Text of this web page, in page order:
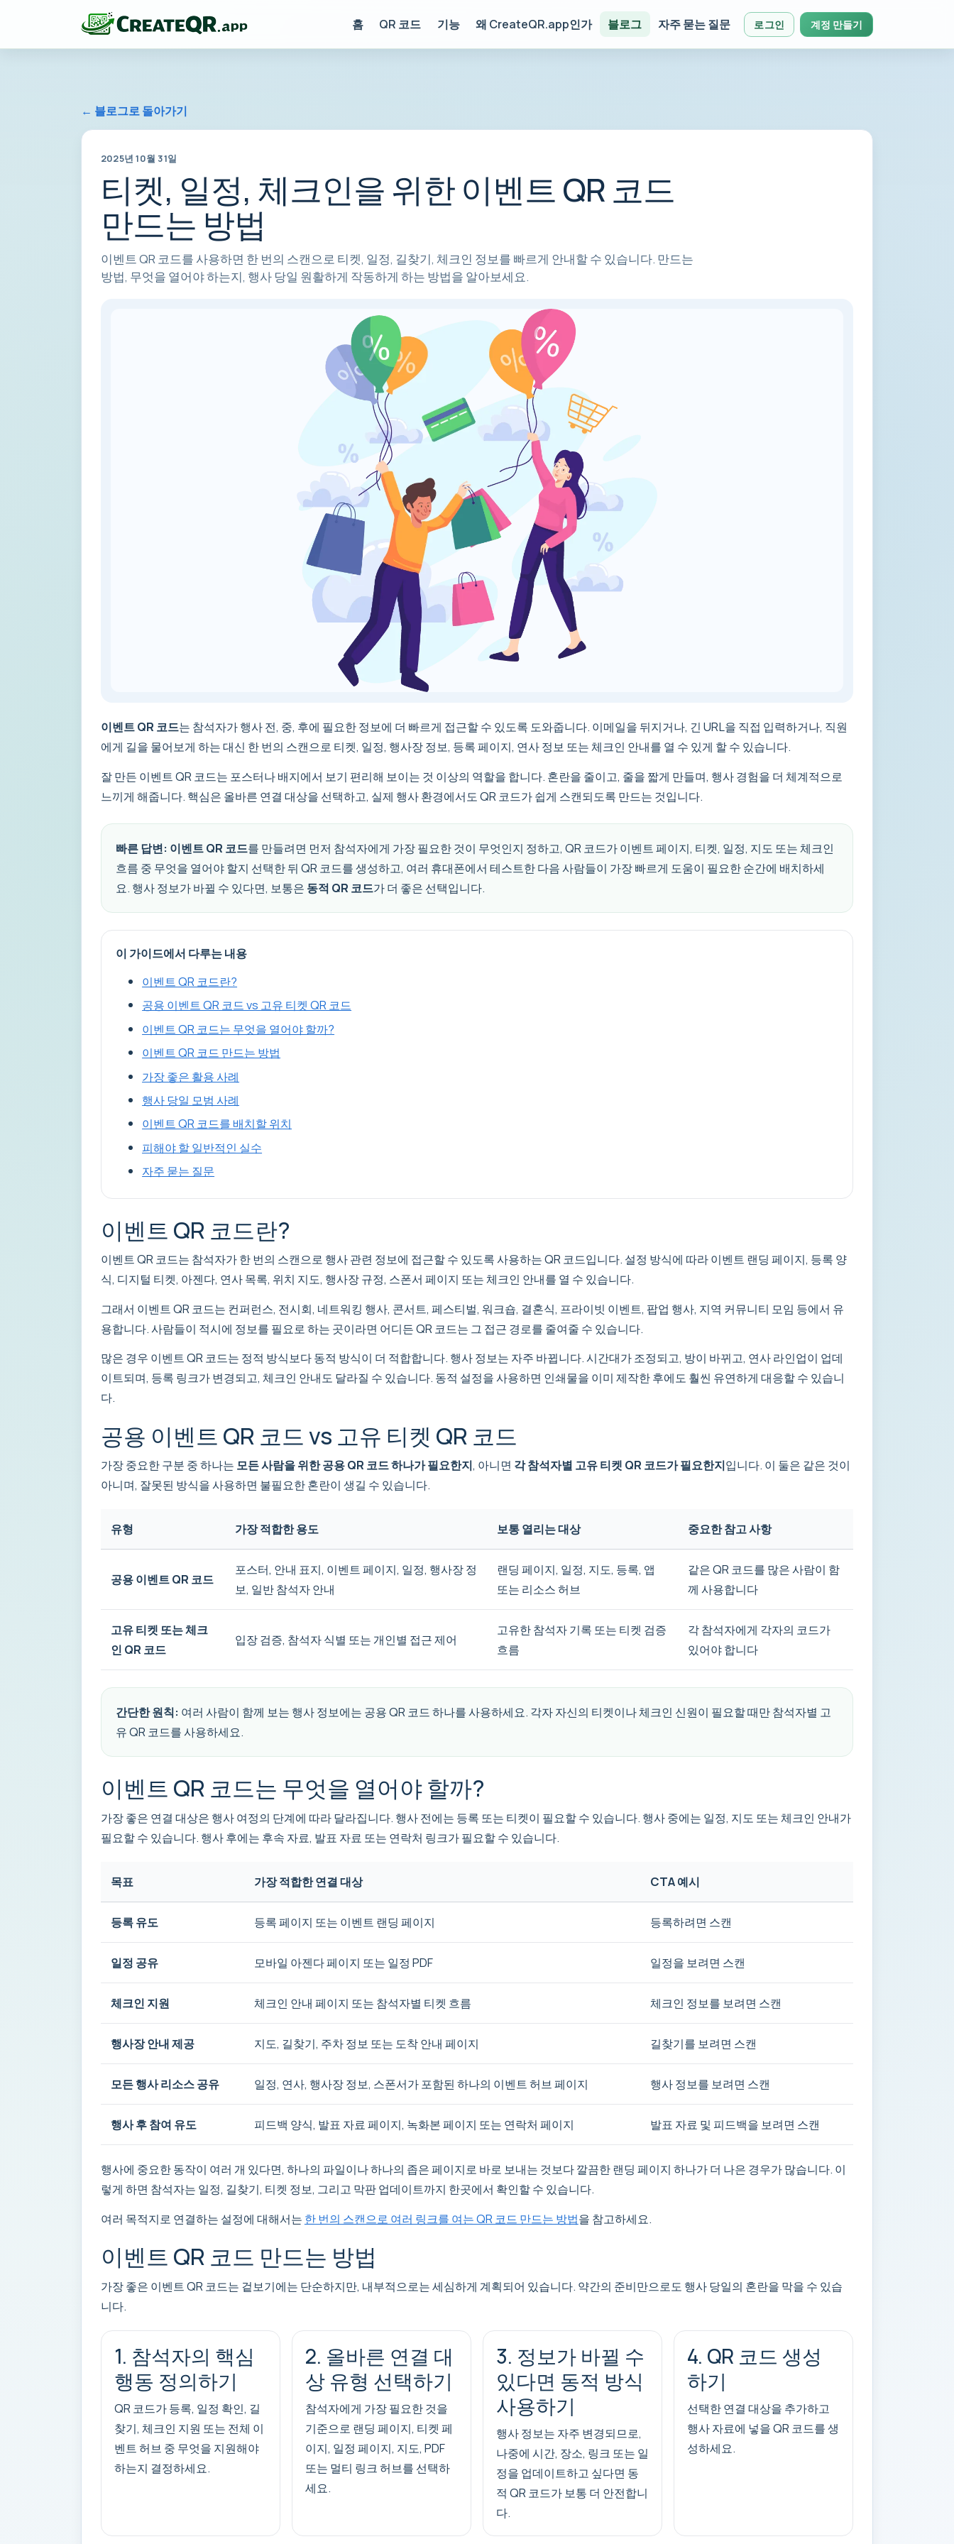
홈 QR 코드 기능 왜 CreateQR.app인가 블로그 자주 묻는 질문 로그인 계정 만들기
← 블로그로 돌아가기
2025년 10월 31일
티켓, 일정, 체크인을 위한 이벤트 QR 코드
만드는 방법
이벤트 QR 코드를 사용하면 한 번의 스캔으로 티켓, 일정, 길찾기, 체크인 정보를 빠르게 안내할 수 있습니다. 만드는
방법, 무엇을 열어야 하는지, 행사 당일 원활하게 작동하게 하는 방법을 알아보세요.
이벤트 QR 코드는 참석자가 행사 전, 중, 후에 필요한 정보에 더 빠르게 접근할 수 있도록 도와줍니다. 이메일을 뒤지거나, 긴 URL을 직접 입력하거나, 직원
에게 길을 물어보게 하는 대신 한 번의 스캔으로 티켓, 일정, 행사장 정보, 등록 페이지, 연사 정보 또는 체크인 안내를 열 수 있게 할 수 있습니다.
잘 만든 이벤트 QR 코드는 포스터나 배지에서 보기 편리해 보이는 것 이상의 역할을 합니다. 혼란을 줄이고, 줄을 짧게 만들며, 행사 경험을 더 체계적으로
느끼게 해줍니다. 핵심은 올바른 연결 대상을 선택하고, 실제 행사 환경에서도 QR 코드가 쉽게 스캔되도록 만드는 것입니다.
빠른 답변: 이벤트 QR 코드를 만들려면 먼저 참석자에게 가장 필요한 것이 무엇인지 정하고, QR 코드가 이벤트 페이지, 티켓, 일정, 지도 또는 체크인
흐름 중 무엇을 열어야 할지 선택한 뒤 QR 코드를 생성하고, 여러 휴대폰에서 테스트한 다음 사람들이 가장 빠르게 도움이 필요한 순간에 배치하세
요. 행사 정보가 바뀔 수 있다면, 보통은 동적 QR 코드가 더 좋은 선택입니다.
이 가이드에서 다루는 내용
이벤트 QR 코드란?
공용 이벤트 QR 코드 vs 고유 티켓 QR 코드
이벤트 QR 코드는 무엇을 열어야 할까?
이벤트 QR 코드 만드는 방법
가장 좋은 활용 사례
행사 당일 모범 사례
이벤트 QR 코드를 배치할 위치
피해야 할 일반적인 실수
자주 묻는 질문
이벤트 QR 코드란?
이벤트 QR 코드는 참석자가 한 번의 스캔으로 행사 관련 정보에 접근할 수 있도록 사용하는 QR 코드입니다. 설정 방식에 따라 이벤트 랜딩 페이지, 등록 양
식, 디지털 티켓, 아젠다, 연사 목록, 위치 지도, 행사장 규정, 스폰서 페이지 또는 체크인 안내를 열 수 있습니다.
그래서 이벤트 QR 코드는 컨퍼런스, 전시회, 네트워킹 행사, 콘서트, 페스티벌, 워크숍, 결혼식, 프라이빗 이벤트, 팝업 행사, 지역 커뮤니티 모임 등에서 유
용합니다. 사람들이 적시에 정보를 필요로 하는 곳이라면 어디든 QR 코드는 그 접근 경로를 줄여줄 수 있습니다.
많은 경우 이벤트 QR 코드는 정적 방식보다 동적 방식이 더 적합합니다. 행사 정보는 자주 바뀝니다. 시간대가 조정되고, 방이 바뀌고, 연사 라인업이 업데
이트되며, 등록 링크가 변경되고, 체크인 안내도 달라질 수 있습니다. 동적 설정을 사용하면 인쇄물을 이미 제작한 후에도 훨씬 유연하게 대응할 수 있습니
다.
공용 이벤트 QR 코드 vs 고유 티켓 QR 코드
가장 중요한 구분 중 하나는 모든 사람을 위한 공용 QR 코드 하나가 필요한지, 아니면 각 참석자별 고유 티켓 QR 코드가 필요한지입니다. 이 둘은 같은 것이
아니며, 잘못된 방식을 사용하면 불필요한 혼란이 생길 수 있습니다.
유형 가장 적합한 용도 보통 열리는 대상 중요한 참고 사항
공용 이벤트 QR 코드
포스터, 안내 표지, 이벤트 페이지, 일정, 행사장 정
보, 일반 참석자 안내
랜딩 페이지, 일정, 지도, 등록, 앱
또는 리소스 허브
같은 QR 코드를 많은 사람이 함
께 사용합니다
고유 티켓 또는 체크
인 QR 코드
입장 검증, 참석자 식별 또는 개인별 접근 제어
고유한 참석자 기록 또는 티켓 검증
흐름
각 참석자에게 각자의 코드가
있어야 합니다
간단한 원칙: 여러 사람이 함께 보는 행사 정보에는 공용 QR 코드 하나를 사용하세요. 각자 자신의 티켓이나 체크인 신원이 필요할 때만 참석자별 고
유 QR 코드를 사용하세요.
이벤트 QR 코드는 무엇을 열어야 할까?
가장 좋은 연결 대상은 행사 여정의 단계에 따라 달라집니다. 행사 전에는 등록 또는 티켓이 필요할 수 있습니다. 행사 중에는 일정, 지도 또는 체크인 안내가
필요할 수 있습니다. 행사 후에는 후속 자료, 발표 자료 또는 연락처 링크가 필요할 수 있습니다.
목표 가장 적합한 연결 대상 CTA 예시
등록 유도 등록 페이지 또는 이벤트 랜딩 페이지 등록하려면 스캔
일정 공유 모바일 아젠다 페이지 또는 일정 PDF 일정을 보려면 스캔
체크인 지원 체크인 안내 페이지 또는 참석자별 티켓 흐름 체크인 정보를 보려면 스캔
행사장 안내 제공 지도, 길찾기, 주차 정보 또는 도착 안내 페이지 길찾기를 보려면 스캔
모든 행사 리소스 공유 일정, 연사, 행사장 정보, 스폰서가 포함된 하나의 이벤트 허브 페이지 행사 정보를 보려면 스캔
행사 후 참여 유도 피드백 양식, 발표 자료 페이지, 녹화본 페이지 또는 연락처 페이지 발표 자료 및 피드백을 보려면 스캔
행사에 중요한 동작이 여러 개 있다면, 하나의 파일이나 하나의 좁은 페이지로 바로 보내는 것보다 깔끔한 랜딩 페이지 하나가 더 나은 경우가 많습니다. 이
렇게 하면 참석자는 일정, 길찾기, 티켓 정보, 그리고 막판 업데이트까지 한곳에서 확인할 수 있습니다.
여러 목적지로 연결하는 설정에 대해서는 한 번의 스캔으로 여러 링크를 여는 QR 코드 만드는 방법을 참고하세요.
이벤트 QR 코드 만드는 방법
가장 좋은 이벤트 QR 코드는 겉보기에는 단순하지만, 내부적으로는 세심하게 계획되어 있습니다. 약간의 준비만으로도 행사 당일의 혼란을 막을 수 있습
니다.
1. 참석자의 핵심
행동 정의하기
QR 코드가 등록, 일정 확인, 길
찾기, 체크인 지원 또는 전체 이
벤트 허브 중 무엇을 지원해야
하는지 결정하세요.
2. 올바른 연결 대
상 유형 선택하기
참석자에게 가장 필요한 것을
기준으로 랜딩 페이지, 티켓 페
이지, 일정 페이지, 지도, PDF
또는 멀티 링크 허브를 선택하
세요.
3. 정보가 바뀔 수
있다면 동적 방식
사용하기
행사 정보는 자주 변경되므로,
나중에 시간, 장소, 링크 또는 일
정을 업데이트하고 싶다면 동
적 QR 코드가 보통 더 안전합니
다.
4. QR 코드 생성
하기
선택한 연결 대상을 추가하고
행사 자료에 넣을 QR 코드를 생
성하세요.